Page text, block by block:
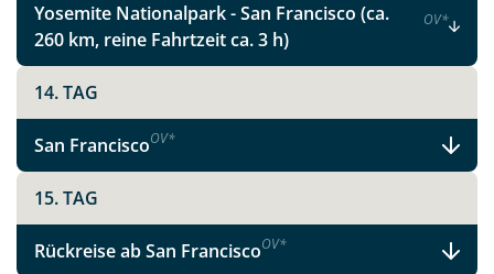
Yosemite Nationalpark - San Francisco (ca.
260 km, reine Fahrtzeit ca. 3 h)
OV*
14. TAG
San FranciscoOV*
15. TAG
Rückreise ab San FranciscoOV*